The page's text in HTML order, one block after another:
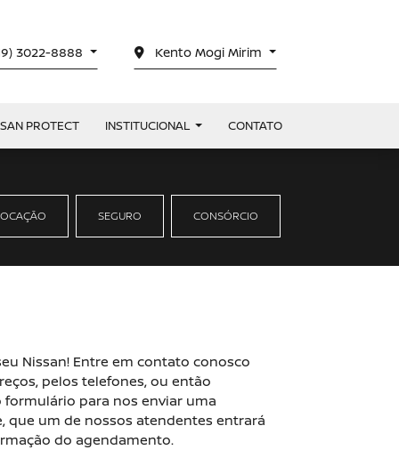
3022-8888 Kento Mogi Mirim
PROTECT INSTITUCIONAL CONTATO
SEGURO CONSÓRCIO
Nissan! Entre em contato conosco
pelos telefones, ou então
para nos enviar uma
que um de nossos atendentes entrará
do agendamento.